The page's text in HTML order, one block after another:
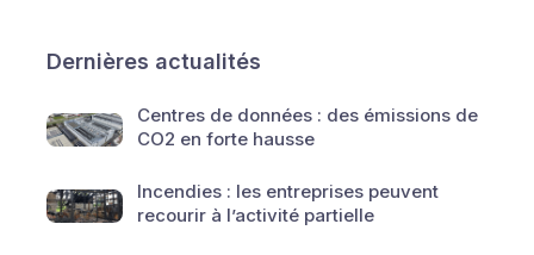
Dernières actualités
Centres de données : des émissions de
CO2 en forte hausse
Incendies : les entreprises peuvent
recourir à l’activité partielle